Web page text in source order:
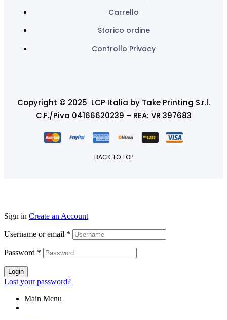
Carrello
Storico ordine
Controllo Privacy
Copyright © 2025 LCP Italia by Take Printing S.r.l.
C.F./Piva 04166620239 – REA: VR 397683
BACK TO TOP
Sign in Create an Account
Username or email *
Password *
Login
Lost your password?
Main Menu